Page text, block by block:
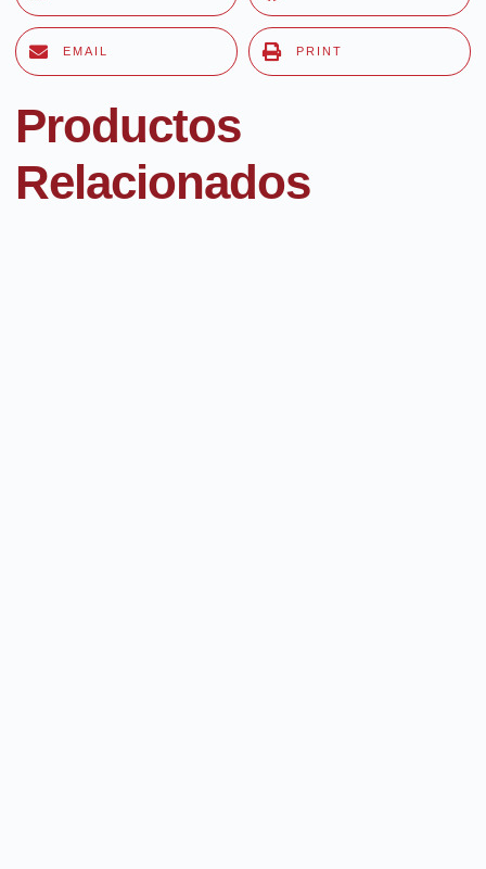
EMAIL PRINT
Productos
Relacionados